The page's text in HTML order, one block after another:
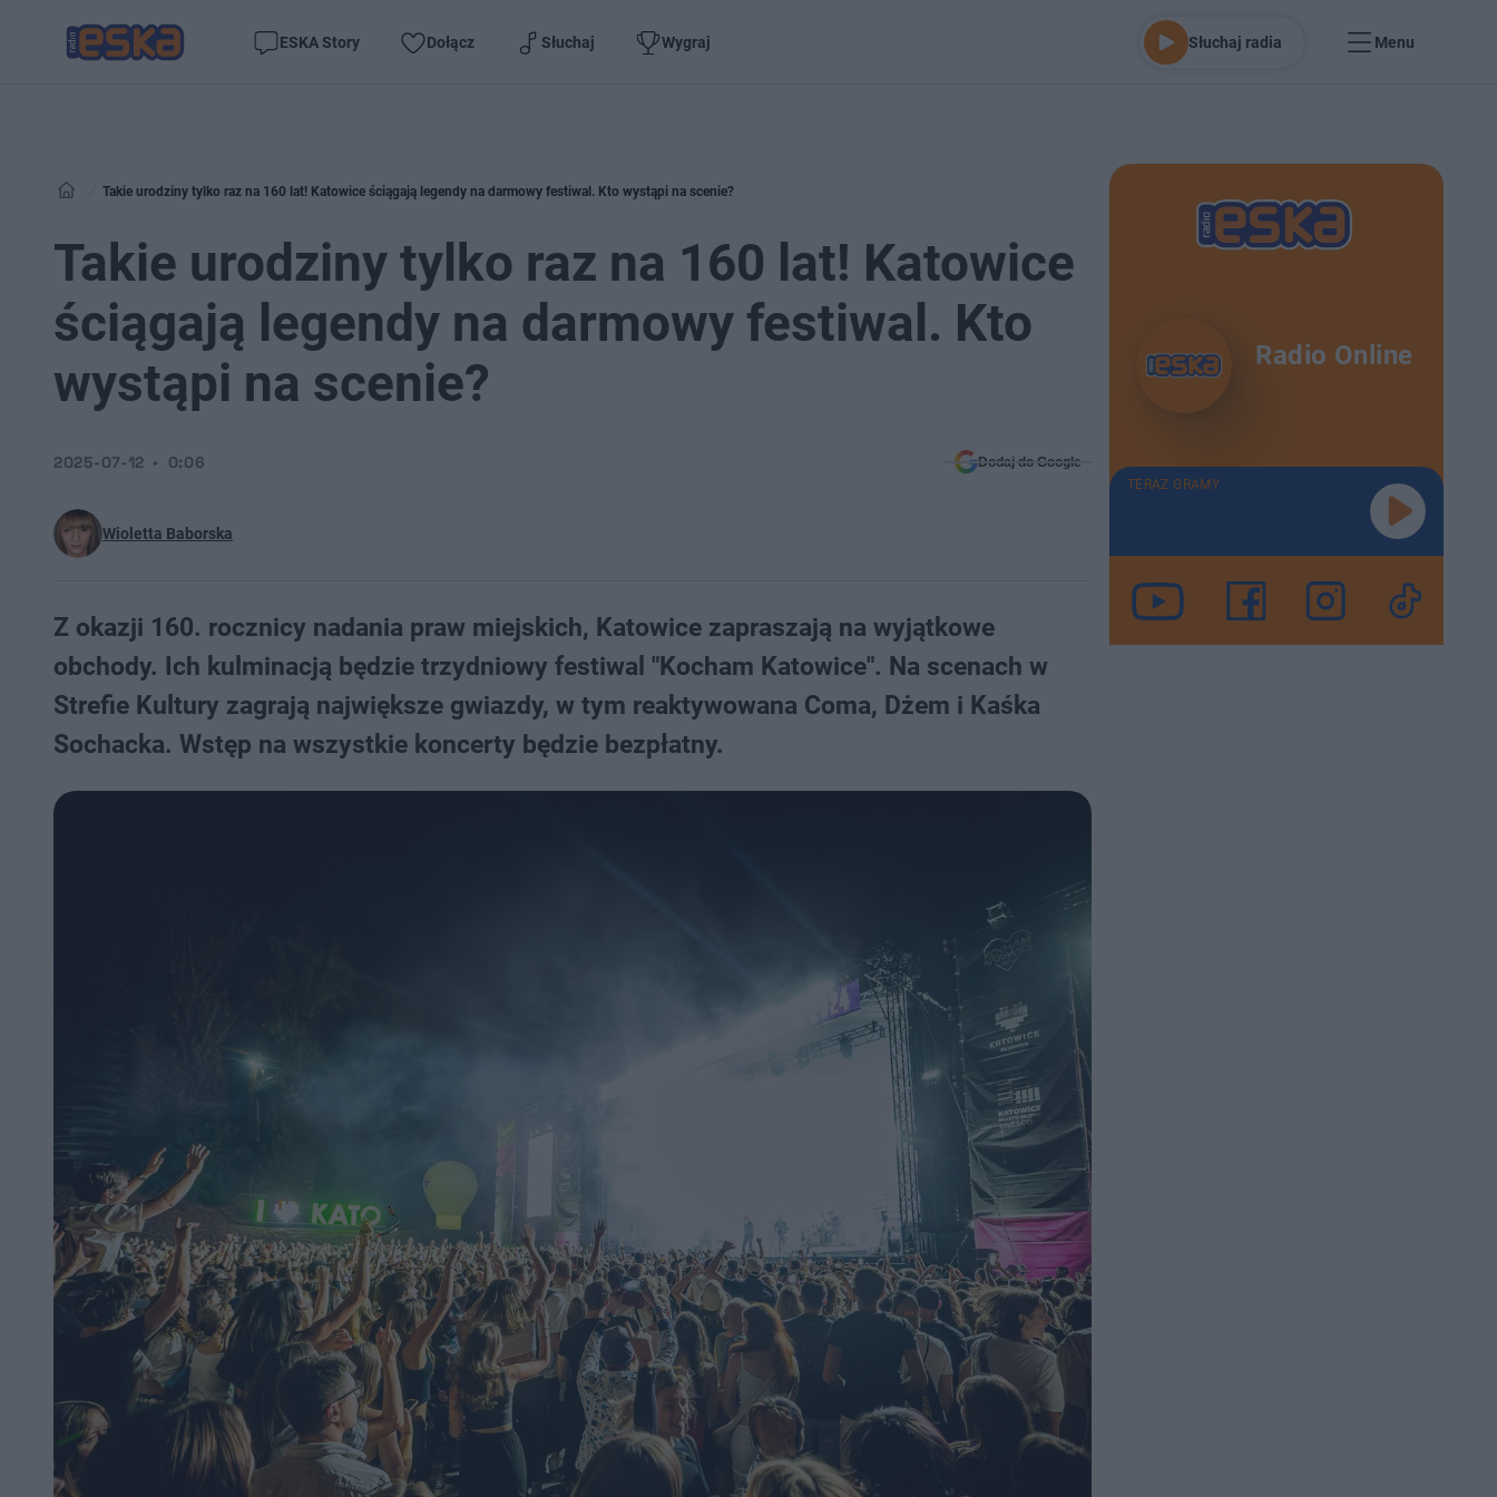
ESKA Story Dołącz Słuchaj Wygraj Słuchaj radia Menu
Takie urodziny tylko raz na 160 lat! Katowice ściągają legendy na darmowy festiwal. Kto wystąpi na scenie?
Takie urodziny tylko raz na 160 lat! Katowice
ściągają legendy na darmowy festiwal. Kto
wystąpi na scenie?
Wioletta Baborska
2025-07-12 0:06 Dodaj do Google
Z okazji 160. rocznicy nadania praw miejskich, Katowice zapraszają na wyjątkowe
obchody. Ich kulminacją będzie trzydniowy festiwal "Kocham Katowice". Na scenach w
Strefie Kultury zagrają największe gwiazdy, w tym reaktywowana Coma, Dżem i Kaśka
Sochacka. Wstęp na wszystkie koncerty będzie bezpłatny.
Radio Online
TERAZ GRAMY